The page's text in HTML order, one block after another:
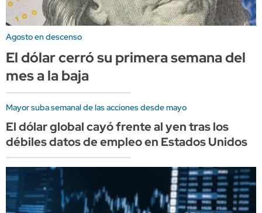
Agosto en descenso
El dólar cerró su primera semana del
mes a la baja
Mayor suba semanal de las acciones desde mayo
El dólar global cayó frente al yen tras los
débiles datos de empleo en Estados Unidos